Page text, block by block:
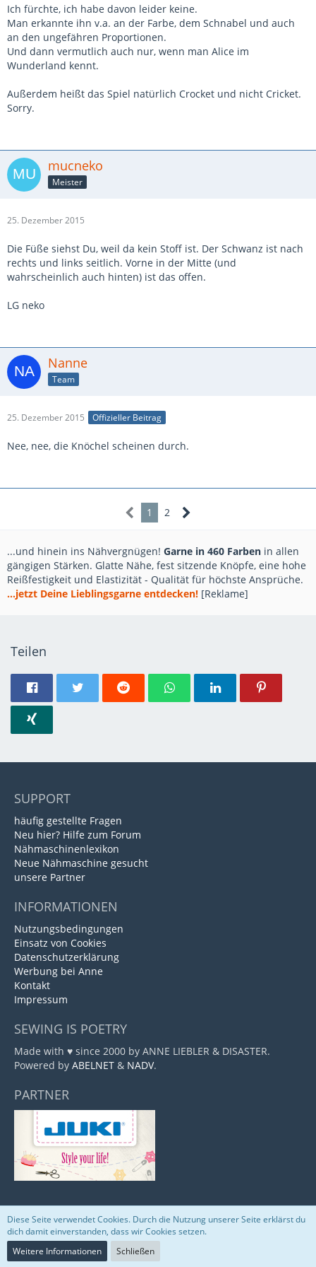
Ich fürchte, ich habe davon leider keine.
Man erkannte ihn v.a. an der Farbe, dem Schnabel und auch
an den ungefähren Proportionen.
Und dann vermutlich auch nur, wenn man Alice im
Wunderland kennt.
Außerdem heißt das Spiel natürlich Crocket und nicht Cricket.
Sorry.
mucneko
Meister
25. Dezember 2015
Die Füße siehst Du, weil da kein Stoff ist. Der Schwanz ist nach
rechts und links seitlich. Vorne in der Mitte (und
wahrscheinlich auch hinten) ist das offen.
LG neko
Nanne
Team
25. Dezember 2015 Offizieller Beitrag
Nee, nee, die Knöchel scheinen durch.
1 2
...und hinein ins Nähvergnügen! Garne in 460 Farben in allen
gängigen Stärken. Glatte Nähe, fest sitzende Knöpfe, eine hohe
Reißfestigkeit und Elastizität - Qualität für höchste Ansprüche.
...jetzt Deine Lieblingsgarne entdecken! [Reklame]
Teilen
SUPPORT
häufig gestellte Fragen
Neu hier? Hilfe zum Forum
Nähmaschinenlexikon
Neue Nähmaschine gesucht
unsere Partner
INFORMATIONEN
Nutzungsbedingungen
Einsatz von Cookies
Datenschutzerklärung
Werbung bei Anne
Kontakt
Impressum
SEWING IS POETRY
Made with ♥ since 2000 by ANNE LIEBLER & DISASTER.
Powered by ABELNET & NADV.
PARTNER
Community-Software:WoltLab Suite™
Diese Seite verwendet Cookies. Durch die Nutzung unserer Seite erklärst du
dich damit einverstanden, dass wir Cookies setzen.
Weitere Informationen
Schließen